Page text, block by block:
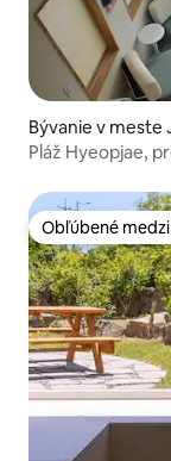
Bývanie v meste
Pláž Hyeopjae,
Obľúbené
Obľúbené